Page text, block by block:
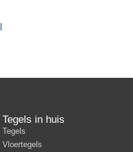
Tegels in huis
Tegels
Vloertegels